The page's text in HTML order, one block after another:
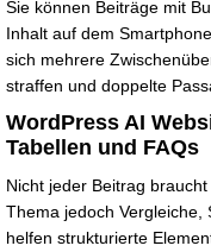
Sie können Beiträge mit
Inhalt auf dem
sich mehrere
straffen und doppelte
WordPress AI
Tabellen und FAQs
Nicht jeder Beitrag
Thema jedoch Vergleiche,
helfen strukturierte